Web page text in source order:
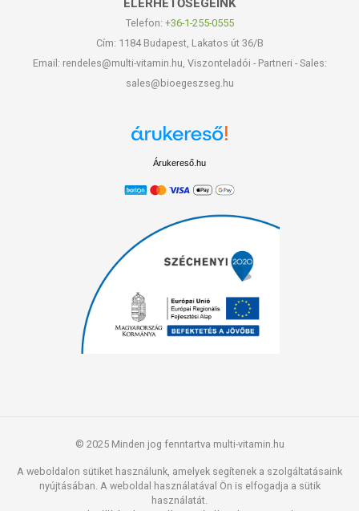
ELÉRHETŐSÉGEINK
Telefon: +36-1-255-0555
Cím: 1184 Budapest, Lakatos út 36/B
Email: rendeles@multi-vitamin.hu, Viszonteladói - Partneri - Sales:
sales@bioegeszseg.hu
Árukereső.hu
© 2025 Minden jog fenntartva multi-vitamin.hu
A weboldalon sütiket használunk, amelyek segítenek a szolgáltatásaink
nyújtásában. A weboldal használatával Ön is elfogadja a sütik
használatát.